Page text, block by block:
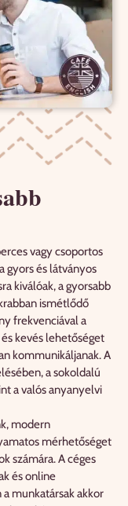
vagy csoportos
gyors és látványos
kiválóak, a gyorsabb
ismétlődő
frekvenciával a
kevés lehetőséget
kommunikáljanak. ‍A
a sokoldalú
a valós anyanyelvi
modern
mérhetőséget
számára. A céges
és online
munkatársak akkor